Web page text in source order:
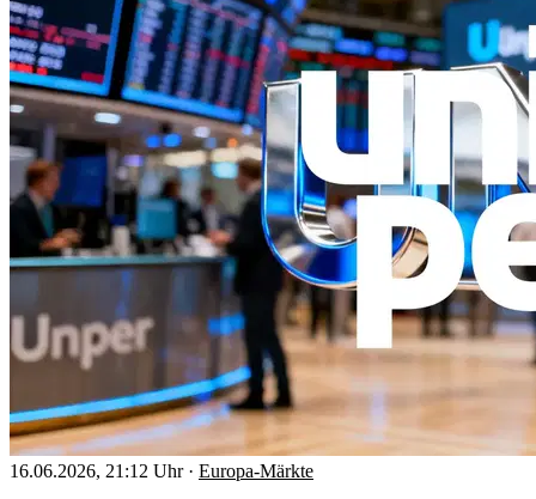
16.06.2026, 21:12 Uhr · Europa-Märkte